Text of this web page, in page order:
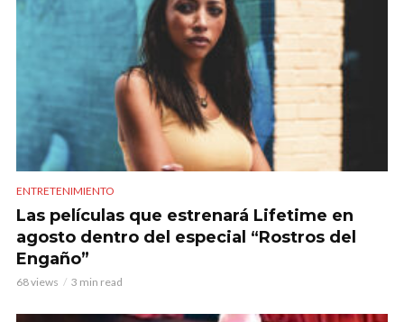
ENTRETENIMIENTO
Las películas que estrenará Lifetime en
agosto dentro del especial “Rostros del
Engaño”
68 views 3 min read